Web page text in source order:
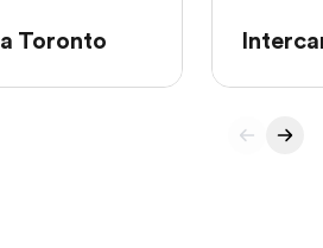
Toronto